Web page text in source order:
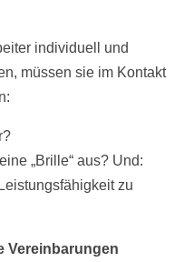
individuell und
müssen sie im Kontakt
„Brille“ aus? Und:
zu
Vereinbarungen